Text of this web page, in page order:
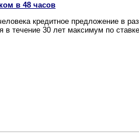
в 48 часов
кредитное предложение в
в течение 30 лет максимум по